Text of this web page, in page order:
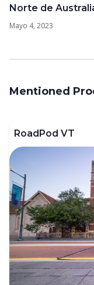
Norte de
Mayo 4, 2023
Mentioned
RoadPod VT